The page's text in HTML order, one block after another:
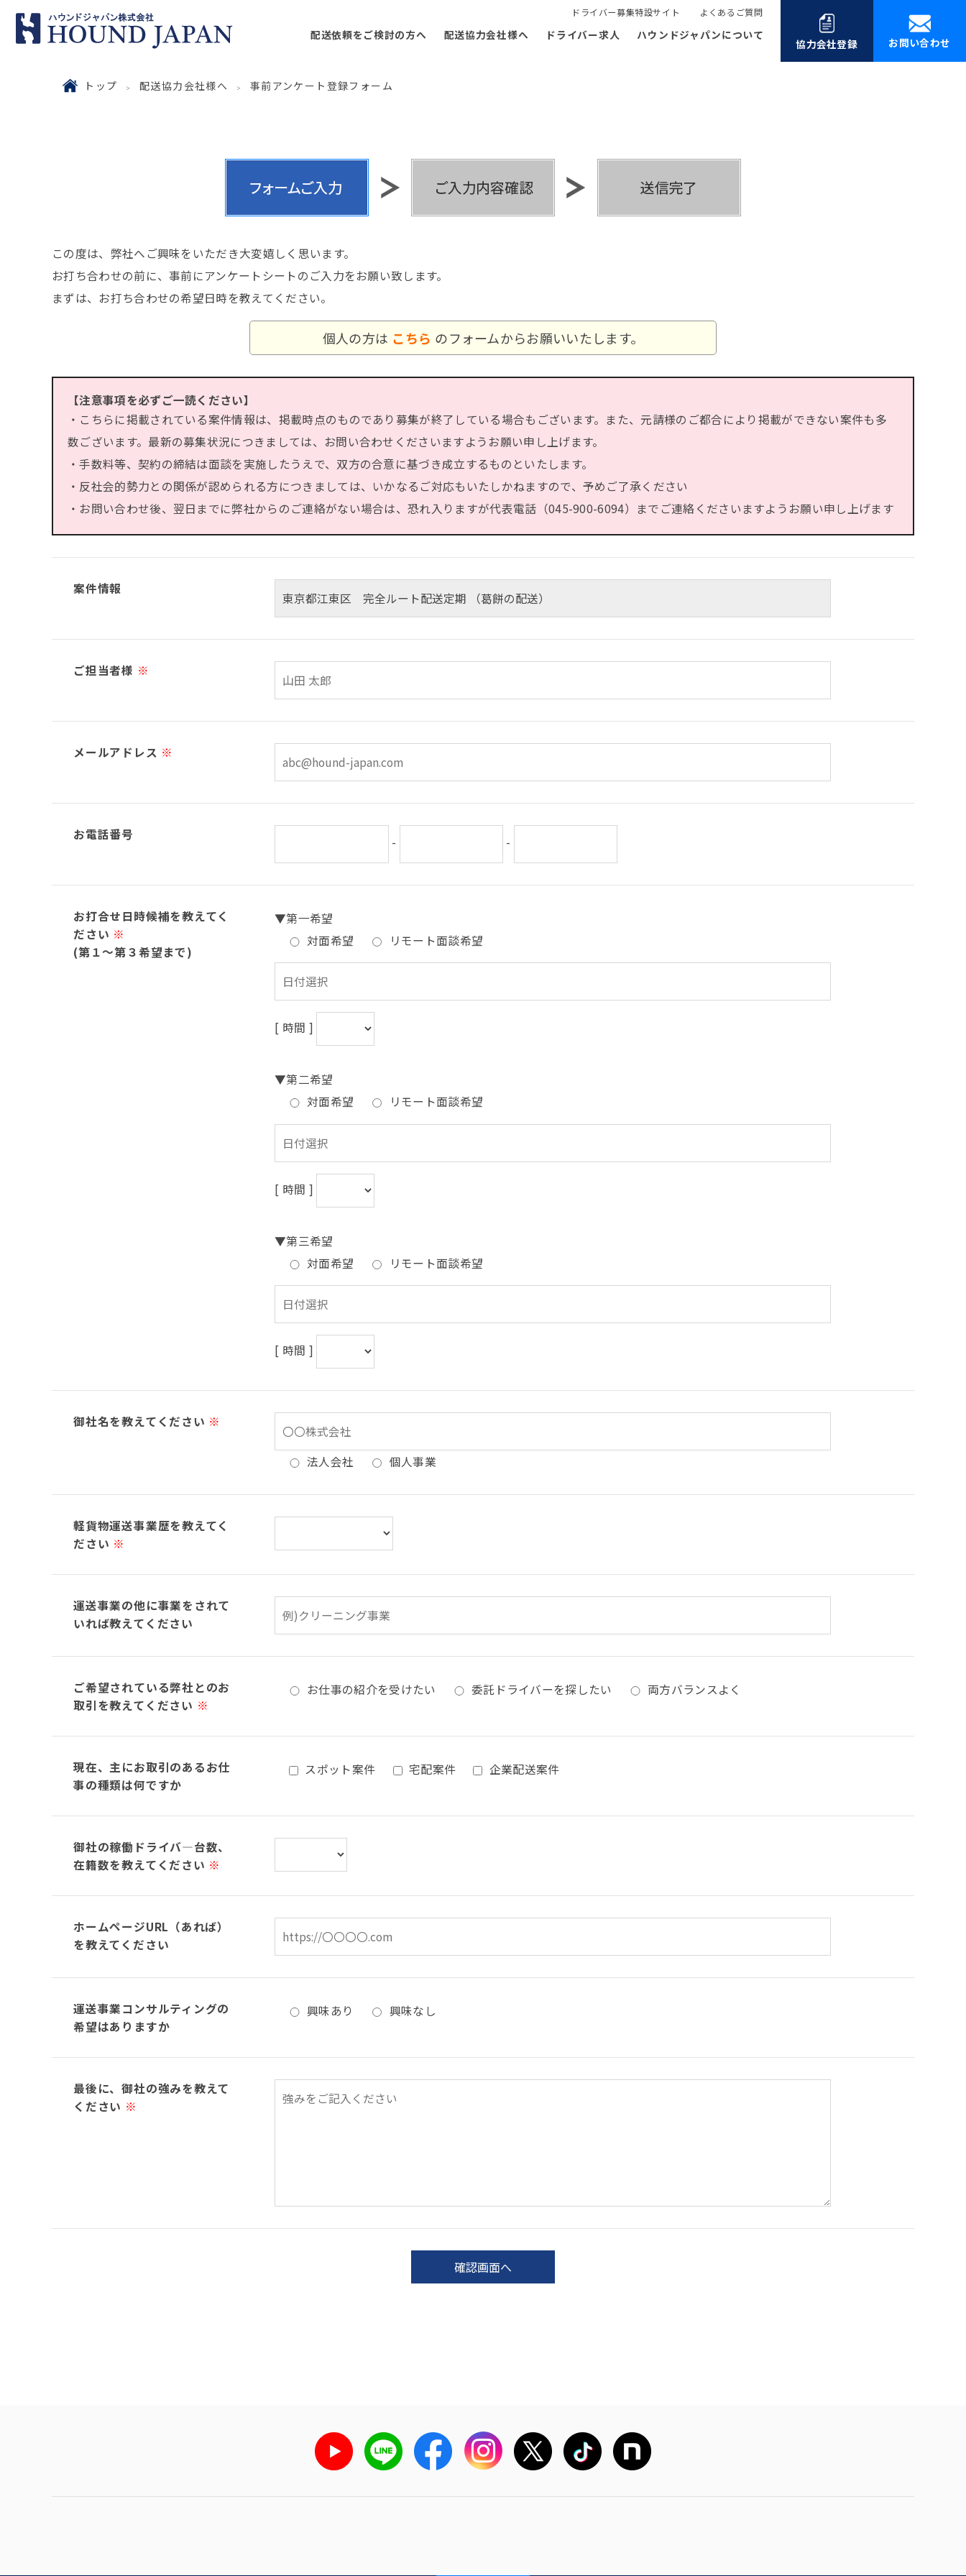
ドライバー募集特設サイト よくあるご質問
配送依頼をご検討の方へ 配送協力会社様へ ドライバー求人 ハウンドジャパンについて
協力会社登録 お問い合わせ
トップ 配送協力会社様へ 事前アンケート登録フォーム
この度は、弊社へご興味をいただき大変嬉しく思います。
お打ち合わせの前に、事前にアンケートシートのご入力をお願い致します。
まずは、お打ち合わせの希望日時を教えてください。
個人の方は こちら のフォームからお願いいたします。
【注意事項を必ずご一読ください】
・こちらに掲載されている案件情報は、掲載時点のものであり募集が終了している場合もございます。また、元請様のご都合により掲載ができない案件も多
数ございます。最新の募集状況につきましては、お問い合わせくださいますようお願い申し上げます。
・手数料等、契約の締結は面談を実施したうえで、双方の合意に基づき成立するものといたします。
・反社会的勢力との関係が認められる方につきましては、いかなるご対応もいたしかねますので、予めご了承ください
・お問い合わせ後、翌日までに弊社からのご連絡がない場合は、恐れ入りますが代表電話（045-900-6094）までご連絡くださいますようお願い申し上げます
案件情報
ご担当者様 ※
メールアドレス ※
お電話番号
- -
お打合せ日時候補を教えてく
ださい ※
(第１～第３希望まで)
▼第一希望
対面希望
リモート面談希望
[ 時間 ]
▼第二希望
対面希望
リモート面談希望
[ 時間 ]
▼第三希望
対面希望
リモート面談希望
[ 時間 ]
御社名を教えてください ※
法人会社 個人事業
軽貨物運送事業歴を教えてく
ださい ※
運送事業の他に事業をされて
いれば教えてください
ご希望されている弊社とのお
取引を教えてください ※
お仕事の紹介を受けたい 委託ドライバーを探したい 両方バランスよく
現在、主にお取引のあるお仕
事の種類は何ですか
スポット案件 宅配案件 企業配送案件
御社の稼働ドライバ―台数、
在籍数を教えてください ※
ホームページURL（あれば）
を教えてください
運送事業コンサルティングの
希望はありますか
興味あり 興味なし
最後に、御社の強みを教えて
ください ※